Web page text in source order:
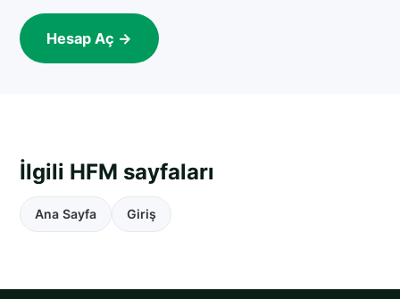
Hesap Aç →
İlgili HFM sayfaları
Ana Sayfa Giriş